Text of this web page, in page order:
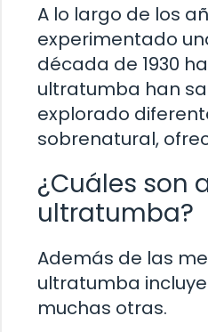
A lo largo de los
experimentado
década de 1930
ultratumba han
explorado
sobrenatural,
¿Cuáles son
ultratumba?
Además de las
ultratumba
muchas otras.